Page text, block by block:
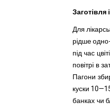
Заготівля
Для
рідше
під час
повітрі в
Пагони
куски
банках чи